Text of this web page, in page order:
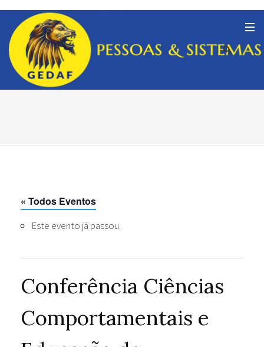
« Todos Eventos
Este evento já passou.
Conferência Ciências
Comportamentais e